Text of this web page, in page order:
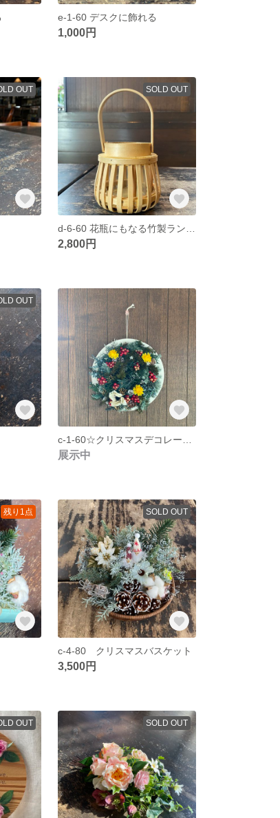
e-1-60 デスクに飾れる
1,000円
OUT SOLD OUT
2,800円
OUT
展示中
残り1点 SOLD OUT
c-4-80 クリスマスバスケット
3,500円
OUT SOLD OUT